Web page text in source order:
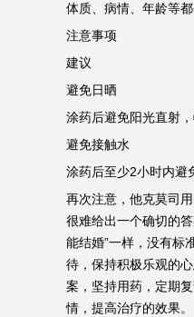
体质、病情、年龄等
注意事项
建议
避免日晒
涂药后避免阳光直射
避免接触水
涂药后至少2小时内避
再次注意，他克莫司
很难给出一个确切的
能结婚”一样，没有标
待，保持积极乐观的
案，坚持用药，定期
情，提高治疗的效果。